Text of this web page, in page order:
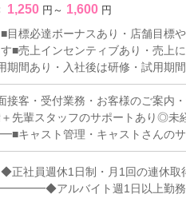
1,250 円 ～ 1,600 円
■目標必達ボーナスあり・店舗目
■売上インセンティブあり・売上
期間あり・入社後は研修・試用期
費にも対応可能・働いた分をそ
応じて手渡し対応可能■社員寮完備
接客・受付業務・お客様のご案内
＋先輩スタッフのサポートあり◎
ト管理・キャストさんのサポ
稼げるか」を一緒に考える
の情報更新・出勤情報／イベント
苦手でも問題ありません
◆正社員週休1日制・月1回の連休
アルバイト週1日以上勤務1